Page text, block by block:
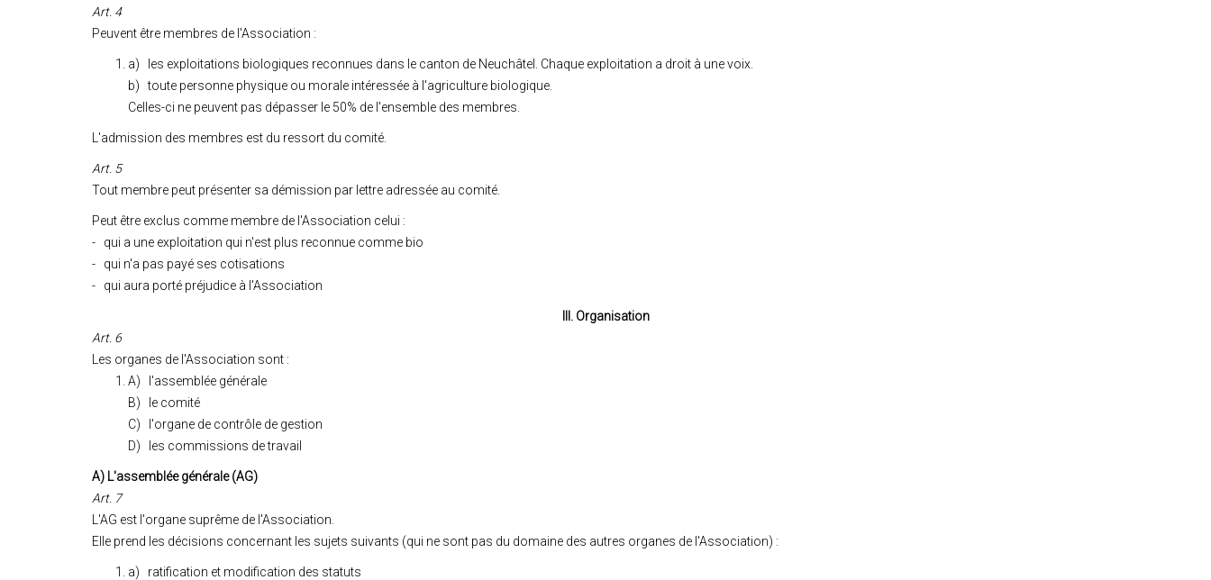
Art. 4
Peuvent être membres de l'Association :
a) les exploitations biologiques reconnues dans le canton de Neuchâtel. Chaque exploitation a droit à une voix.
b) toute personne physique ou morale intéressée à l'agriculture biologique.
Celles-ci ne peuvent pas dépasser le 50% de l'ensemble des membres.
L'admission des membres est du ressort du comité.
Art. 5
Tout membre peut présenter sa démission par lettre adressée au comité.
Peut être exclus comme membre de l'Association celui :
- qui a une exploitation qui n'est plus reconnue comme bio
- qui n'a pas payé ses cotisations
- qui aura porté préjudice à l'Association
III. Organisation
Art. 6
Les organes de l'Association sont :
A) l'assemblée générale
B) le comité
C) l'organe de contrôle de gestion
D) les commissions de travail
A) L'assemblée générale (AG)
Art. 7
L'AG est l'organe suprême de l'Association.
Elle prend les décisions concernant les sujets suivants (qui ne sont pas du domaine des autres organes de l'Association) :
a) ratification et modification des statuts